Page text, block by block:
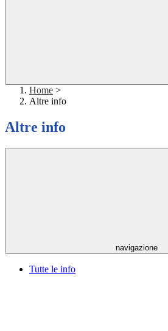
Home >
Altre info
Altre info
navigazione
Tutte le info